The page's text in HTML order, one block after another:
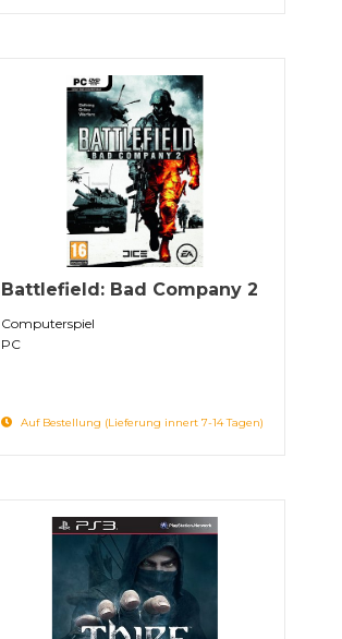
Battlefield: Bad Company 2
Computerspiel
PC
Auf Bestellung (Lieferung innert 7-14 Tagen)